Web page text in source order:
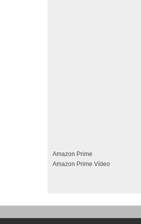
Amazon Prime
Amazon Prime Vídeo